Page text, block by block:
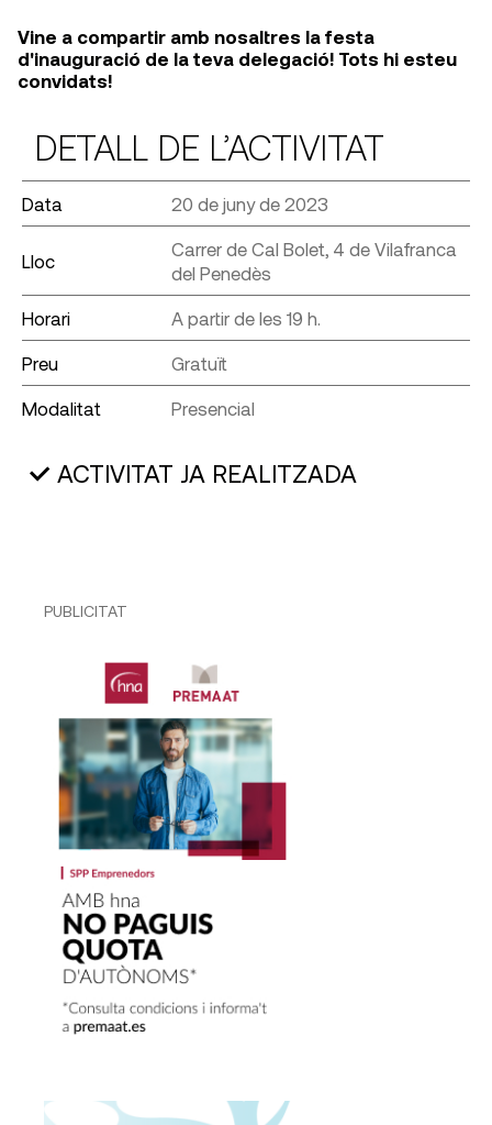
Vine a compartir amb nosaltres la festa
d'inauguració de la teva delegació! Tots hi esteu
convidats!
DETALL DE L’ACTIVITAT
Data 20 de juny de 2023
Lloc
Carrer de Cal Bolet, 4 de Vilafranca
del Penedès
Horari A partir de les 19 h.
Preu Gratuït
Modalitat Presencial
ACTIVITAT JA REALITZADA
PUBLICITAT